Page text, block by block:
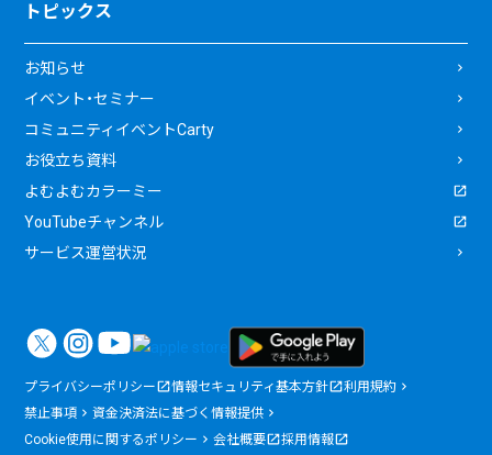
トピックス
お知らせ
イベント・セミナー
コミュニティイベントCarty
お役立ち資料
よむよむカラーミー
YouTubeチャンネル
サービス運営状況
プライバシーポリシー 情報セキュリティ基本方針
利用規約
禁止事項
資金決済法に基づく情報提供
Cookie使用に関するポリシー
会社概要 採用情報